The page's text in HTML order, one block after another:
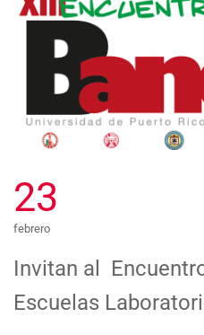
23
febrero
Invitan al
Escuelas